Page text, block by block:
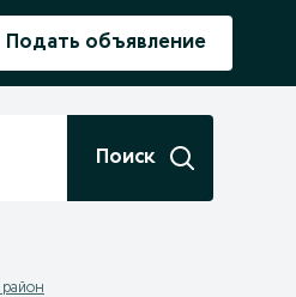
Подать объявление
Поиск